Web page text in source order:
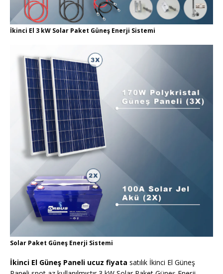
İkinci El 3 kW Solar Paket Güneş Enerji Sistemi
Solar Paket Güneş Enerji Sistemi
İkinci El Güneş Paneli ucuz fiyata satılık İkinci El Güneş